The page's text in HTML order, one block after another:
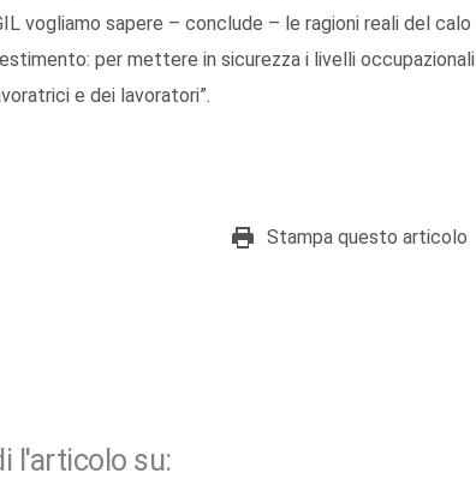
vogliamo sapere – conclude – le ragioni reali del calo
per mettere in sicurezza i livelli occupazionali
e dei lavoratori”.
Stampa questo articolo
l'articolo su: